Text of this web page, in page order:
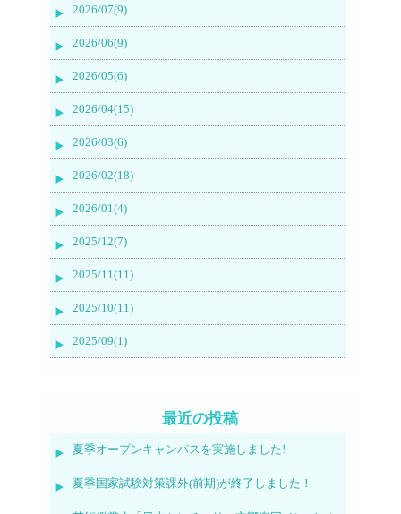
2026/07(9)
2026/06(9)
2026/05(6)
2026/04(15)
2026/03(6)
2026/02(18)
2026/01(4)
2025/12(7)
2025/11(11)
2025/10(11)
2025/09(1)
最近の投稿
夏季オープンキャンパスを実施しました!
夏季国家試験対策課外(前期)が終了しました！